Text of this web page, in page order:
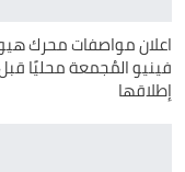
اعلان مواصفات محرك
فينيو المُجمعة محليًا
إطلاقها